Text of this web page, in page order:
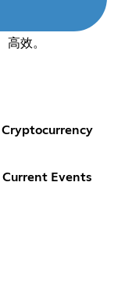
效。
Cryptocurrency
Current Events